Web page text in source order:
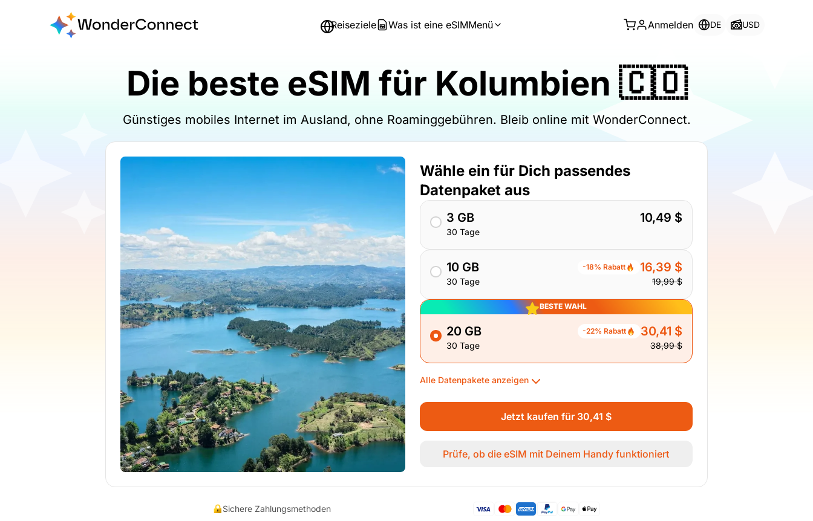
Reiseziele Was ist eine eSIMMenü Anmelden DE USD
Die beste eSIM für Kolumbien 🇨🇴
Günstiges mobiles Internet im Ausland, ohne Roaminggebühren. Bleib online mit WonderConnect.
Wähle ein für Dich passendes
Datenpaket aus
3 GB
30 Tage
10,49 $
10 GB
30 Tage
-18% Rabatt 16,39 $
19,99 $
BESTE WAHL
20 GB
30 Tage
-22% Rabatt 30,41 $
38,99 $
Alle Datenpakete anzeigen
Jetzt kaufen für 30,41 $
Prüfe, ob die eSIM mit Deinem Handy funktioniert
Sichere Zahlungsmethoden